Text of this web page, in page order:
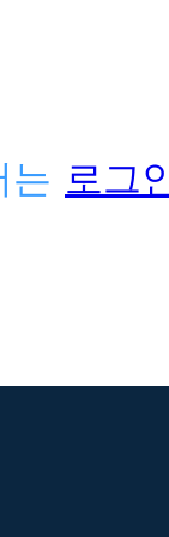
는 로그